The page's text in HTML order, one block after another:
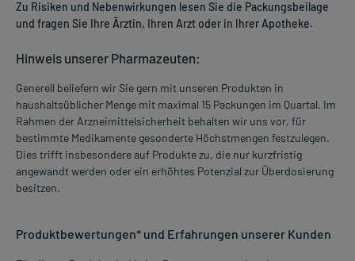
Zu Risiken und Nebenwirkungen lesen Sie die Packungsbeilage
und fragen Sie Ihre Ärztin, Ihren Arzt oder in Ihrer Apotheke.
Hinweis unserer Pharmazeuten:
Generell beliefern wir Sie gern mit unseren Produkten in
haushaltsüblicher Menge mit maximal 15 Packungen im Quartal. Im
Rahmen der Arzneimittelsicherheit behalten wir uns vor, für
bestimmte Medikamente gesonderte Höchstmengen festzulegen.
Dies trifft insbesondere auf Produkte zu, die nur kurzfristig
angewandt werden oder ein erhöhtes Potenzial zur Überdosierung
besitzen.
Produktbewertungen* und Erfahrungen unserer Kunden